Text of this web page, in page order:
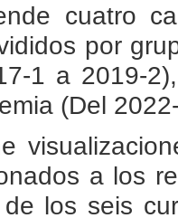
cuatro
por
1 a 2019-
(Del
a los
los seis